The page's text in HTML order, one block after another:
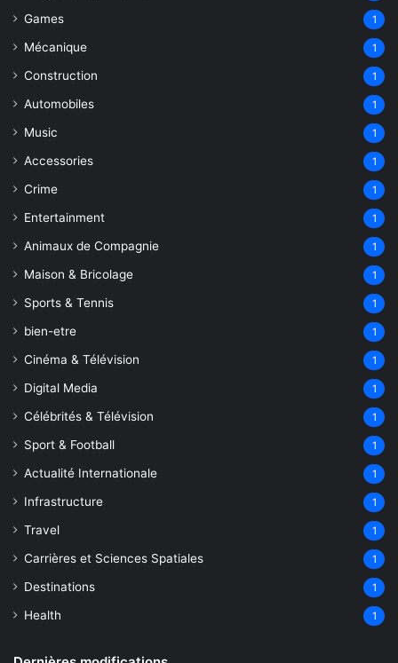
Games 1
Mécanique 1
Construction 1
Automobiles 1
Music 1
Accessories 1
Crime 1
Entertainment 1
Animaux de Compagnie 1
Maison & Bricolage 1
Sports & Tennis 1
bien-etre 1
Cinéma & Télévision 1
Digital Media 1
Célébrités & Télévision 1
Sport & Football 1
Actualité Internationale 1
Infrastructure 1
Travel 1
Carrières et Sciences Spatiales 1
Destinations 1
Health 1